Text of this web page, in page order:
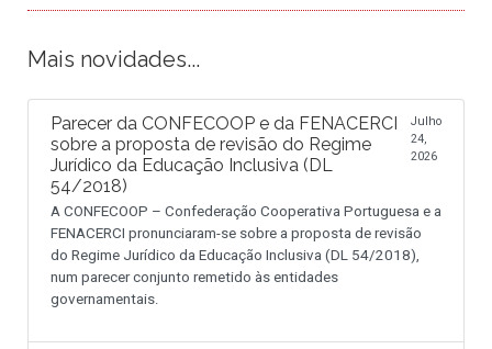
Mais novidades...
Parecer da CONFECOOP e da FENACERCI
sobre a proposta de revisão do Regime
Jurídico da Educação Inclusiva (DL
54/2018)
Julho
24,
2026
A CONFECOOP – Confederação Cooperativa Portuguesa e a
FENACERCI pronunciaram-se sobre a proposta de revisão
do Regime Jurídico da Educação Inclusiva (DL 54/2018),
num parecer conjunto remetido às entidades
governamentais.